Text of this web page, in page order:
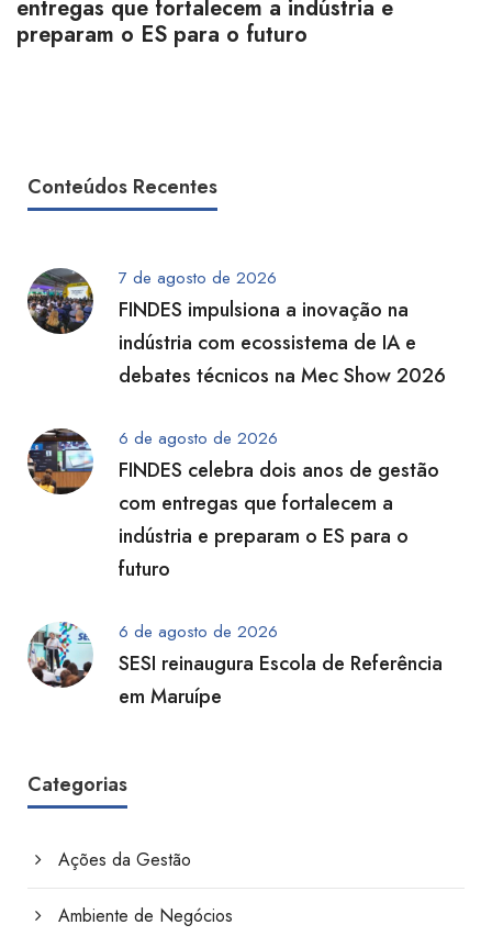
entregas que fortalecem a indústria e
preparam o ES para o futuro
Conteúdos Recentes
7 de agosto de 2026
FINDES impulsiona a inovação na
indústria com ecossistema de IA e
debates técnicos na Mec Show 2026
6 de agosto de 2026
FINDES celebra dois anos de gestão
com entregas que fortalecem a
indústria e preparam o ES para o
futuro
6 de agosto de 2026
SESI reinaugura Escola de Referência
em Maruípe
Categorias
Ações da Gestão
Ambiente de Negócios